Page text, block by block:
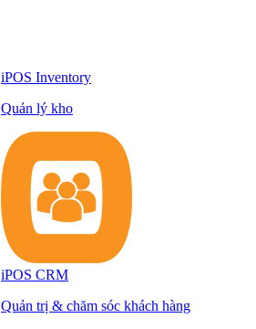
iPOS Inventory
Quản lý kho
iPOS CRM
Quản trị & chăm sóc khách hàng